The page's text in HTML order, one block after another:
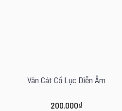
Vân Cát Cổ Lục Diễn Âm
200.000₫